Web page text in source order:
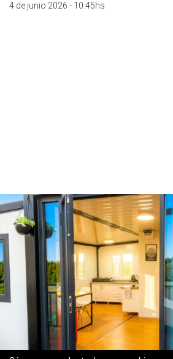
4 de junio 2026 - 10:45hs